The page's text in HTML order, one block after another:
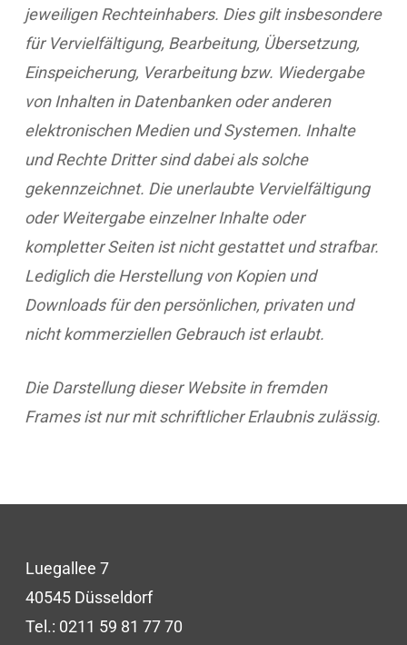
jeweiligen Rechteinhabers. Dies gilt insbesondere
für Vervielfältigung, Bearbeitung, Übersetzung,
Einspeicherung, Verarbeitung bzw. Wiedergabe
von Inhalten in Datenbanken oder anderen
elektronischen Medien und Systemen. Inhalte
und Rechte Dritter sind dabei als solche
gekennzeichnet. Die unerlaubte Vervielfältigung
oder Weitergabe einzelner Inhalte oder
kompletter Seiten ist nicht gestattet und strafbar.
Lediglich die Herstellung von Kopien und
Downloads für den persönlichen, privaten und
nicht kommerziellen Gebrauch ist erlaubt.
Die Darstellung dieser Website in fremden
Frames ist nur mit schriftlicher Erlaubnis zulässig.
Luegallee 7
40545 Düsseldorf
Tel.: 0211 59 81 77 70